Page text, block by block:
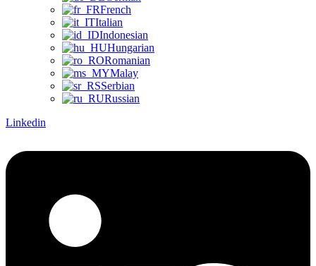
French
Italian
Indonesian
Hungarian
Romanian
Malay
Serbian
Russian
Linkedin